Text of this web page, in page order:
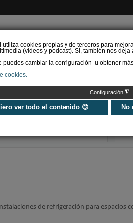
utiliza cookies propias y de terceros para
(vídeos y podcast). Si, también nos
puedes cambiar la configuración u obtener
cookies.
Configuración ◮
ver todo el contenido 😊 No
RENOVABLES
Guía de equipos de
refrigeración comercial y
frío industrial ¿Qué
de refrigeración para espacios